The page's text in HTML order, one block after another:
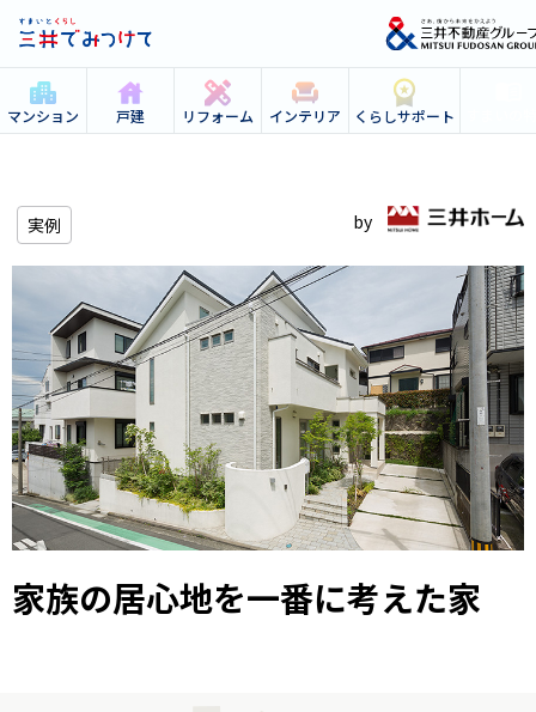
マンション 戸建 リフォーム インテリア くらしサポート
実例
家族の居心地を一番に考えた家